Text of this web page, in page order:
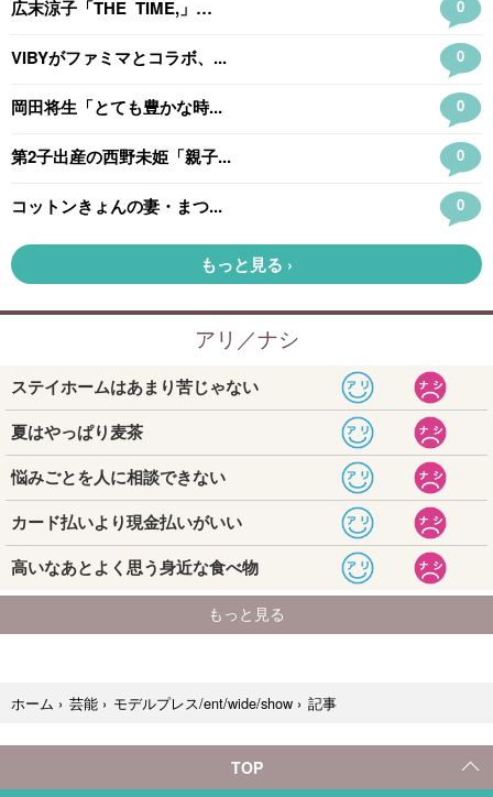
ホーム › 芸能 › モデルプレス/ent/wide/show › 記事
TOP